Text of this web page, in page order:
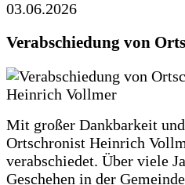
03.06.2026
Verabschiedung von
Mit großer Dankbarkeit
Ortschronist Heinrich
verabschiedet. Über viele
Geschehen in der